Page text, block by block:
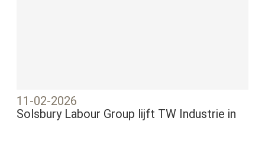
11-02-2026
Solsbury Labour Group lijft TW Industrie in